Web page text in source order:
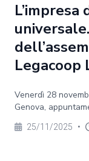
Legacoop
Venerdì 28
Genova,
25/11/2025 •